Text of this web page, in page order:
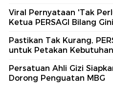
Viral Pernyataan 'Tak
Ketua PERSAGI Bilang Gini
Pastikan Tak Kurang,
untuk Petakan
Persatuan Ahli Gizi
Dorong Penguatan MBG